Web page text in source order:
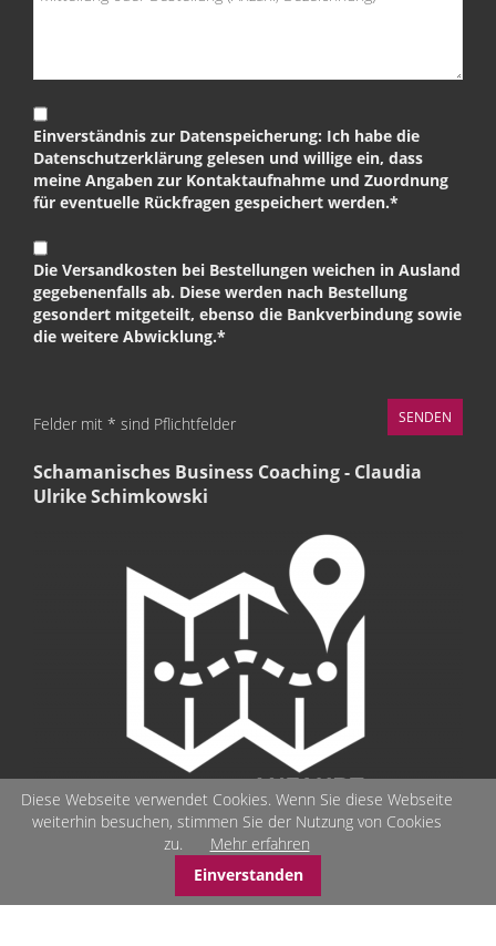
Einverständnis zur Datenspeicherung: Ich habe die
Datenschutzerklärung gelesen und willige ein, dass
meine Angaben zur Kontaktaufnahme und Zuordnung
für eventuelle Rückfragen gespeichert werden.*
Die Versandkosten bei Bestellungen weichen in Ausland
gegebenenfalls ab. Diese werden nach Bestellung
gesondert mitgeteilt, ebenso die Bankverbindung sowie
die weitere Abwicklung.*
Felder mit * sind Pflichtfelder
Schamanisches Business Coaching - Claudia
Ulrike Schimkowski
© Schamanisches-Business-Coaching - Seelenbilder - Stärken-
Diese Webseite verwendet Cookies. Wenn Sie diese Webseite
weiterhin besuchen, stimmen Sie der Nutzung von Cookies
zu.
Mehr erfahren
Einverstanden